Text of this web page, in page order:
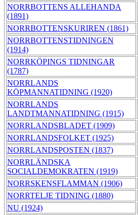
NORRBOTTENS ALLEHANDA
(1891)
NORRBOTTENSKURIREN (1861)
NORRBOTTENSTIDNINGEN
(1914)
NORRKÖPINGS TIDNINGAR
(1787)
NORRLANDS
KÖPMANNATIDNING (1920)
NORRLANDS
LANDTMANNATIDNING (1915)
NORRLANDSBLADET (1909)
NORRLANDSFOLKET (1925)
NORRLANDSPOSTEN (1837)
NORRLÄNDSKA
SOCIALDEMOKRATEN (1919)
NORRSKENSFLAMMAN (1906)
NORRTELJE TIDNING (1880)
NU (1924)